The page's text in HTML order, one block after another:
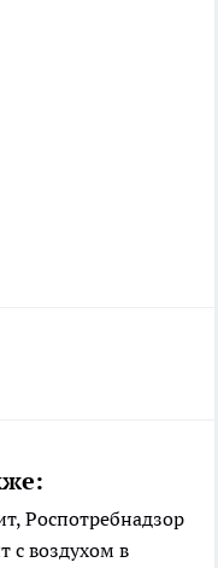
Роспотребнадзор
с воздухом в